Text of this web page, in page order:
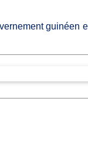
guinéen